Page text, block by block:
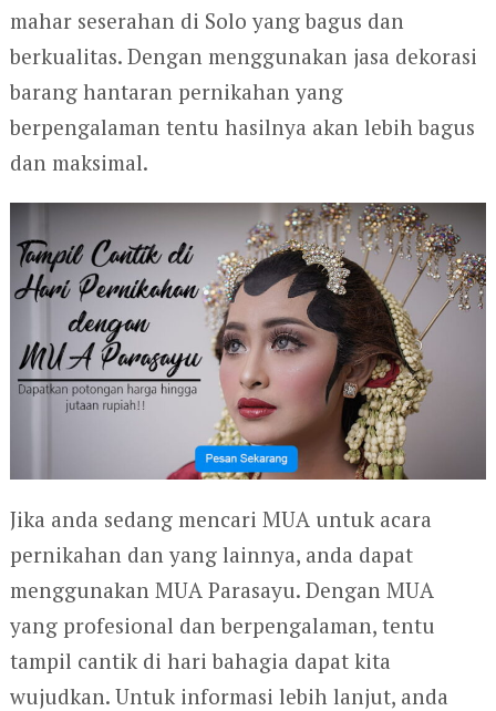
mahar seserahan di Solo yang bagus dan
berkualitas. Dengan menggunakan jasa dekorasi
barang hantaran pernikahan yang
berpengalaman tentu hasilnya akan lebih bagus
dan maksimal.
Jika anda sedang mencari MUA untuk acara
pernikahan dan yang lainnya, anda dapat
menggunakan MUA Parasayu. Dengan MUA
yang profesional dan berpengalaman, tentu
tampil cantik di hari bahagia dapat kita
wujudkan. Untuk informasi lebih lanjut, anda